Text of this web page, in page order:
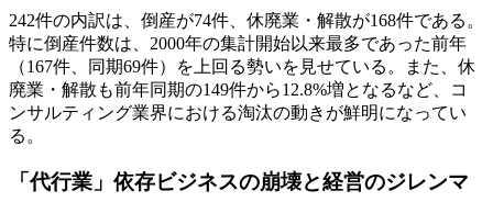
242件の内訳は、倒産が74件、休廃業・解散が168件である。
特に倒産件数は、2000年の集計開始以来最多であった前年
（167件、同期69件）を上回る勢いを見せている。また、休
廃業・解散も前年同期の149件から12.8%増となるなど、コ
ンサルティング業界における淘汰の動きが鮮明になってい
る。
「代行業」依存ビジネスの崩壊と経営のジレンマ